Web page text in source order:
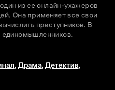
из ее онлайн-ухажеров
Она применяет все свои
преступников. В
единомышленников.
,Драма,Детектив,